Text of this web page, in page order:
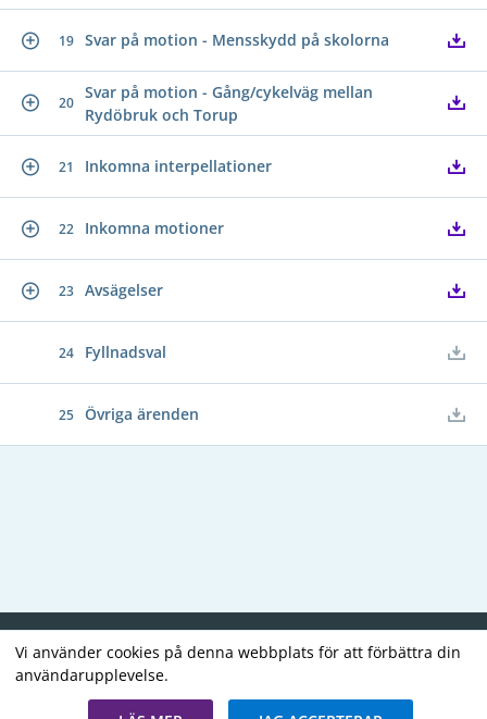
19 Svar på motion - Mensskydd på skolorna
20
Svar på motion - Gång/cykelväg mellan
Rydöbruk och Torup
21 Inkomna interpellationer
22 Inkomna motioner
23 Avsägelser
24 Fyllnadsval
25 Övriga ärenden
Copyright В© 2026
Vi använder cookies på denna webbplats för att förbättra din
användarupplevelse.